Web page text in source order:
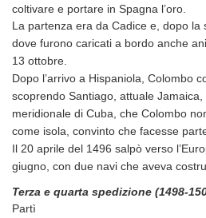
coltivare e portare in Spagna l’oro.
La partenza era da Cadice e, dopo la
dove furono caricati a bordo anche
13 ottobre.
Dopo l’arrivo a Hispaniola, Colombo
scoprendo Santiago, attuale
meridionale di Cuba, che Colombo
come isola, convinto che facesse
Il 20 aprile del 1496 salpò verso
giugno, con due navi che aveva
Terza e quarta spedizione (1498-
Partì